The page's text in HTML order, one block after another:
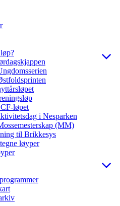
løpet
i Nesparken
(MM)
til Brikkesys
løyper